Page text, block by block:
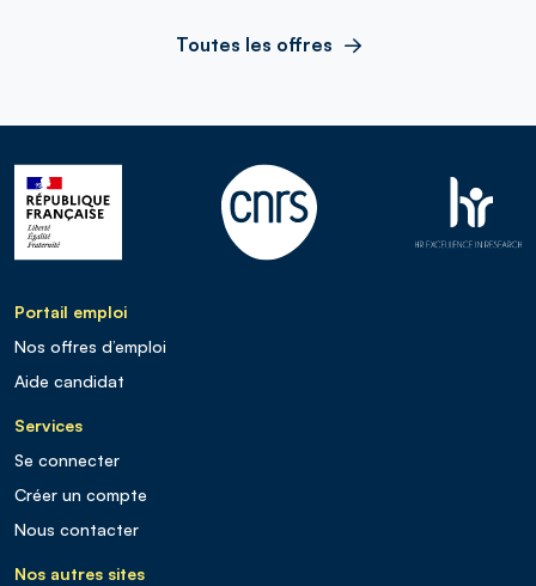
Toutes les offres
Portail emploi
Nos offres d’emploi
Aide candidat
Services
Se connecter
Créer un compte
Nous contacter
Nos autres sites